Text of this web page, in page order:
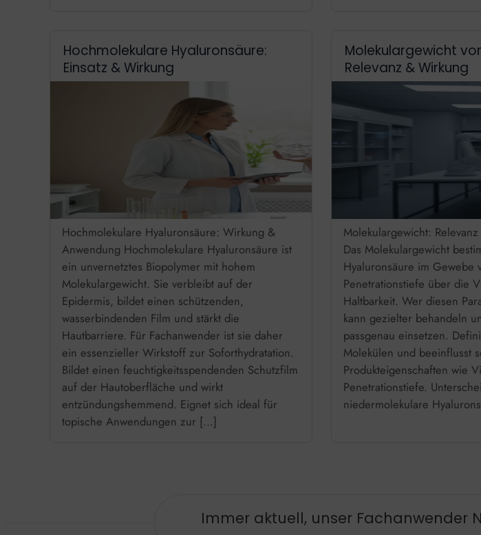
Hochmolekulare Hyaluronsäure:
Einsatz & Wirkung
Hochmolekulare Hyaluronsäure: Wirkung &
Anwendung Hochmolekulare Hyaluronsäure ist
ein unvernetztes Biopolymer mit hohem
Molekulargewicht. Sie verbleibt auf der
Epidermis, bildet einen schützenden,
wasserbindenden Film und stärkt die
Hautbarriere. Für Fachanwender ist sie daher
ein essenzieller Wirkstoff zur Soforthydratation.
Bildet einen feuchtigkeitsspendenden Schutzfilm
auf der Hautoberfläche und wirkt
entzündungshemmend. Eignet sich ideal für
topische Anwendungen zur […]
Molekulargewicht
Relevanz & Wirkung
Molekulargewicht:
Das Molekulargewicht
Hyaluronsäure im Gewebe
Penetrationstiefe über die
Haltbarkeit. Wer diesen
kann gezielter behandeln
passgenau einsetzen.
Molekülen und beeinflusst
Produkteigenschaften wie
Penetrationstiefe.
niedermolekulare
Immer aktuell, unser Fachanwender